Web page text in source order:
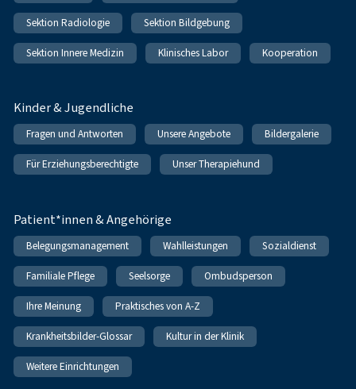
Sektion Radiologie Sektion Bildgebung
Sektion Innere Medizin Klinisches Labor Kooperation
Kinder & Jugendliche
Fragen und Antworten Unsere Angebote Bildergalerie
Für Erziehungsberechtigte Unser Therapiehund
Patient*innen & Angehörige
Belegungsmanagement Wahlleistungen Sozialdienst
Familiale Pflege Seelsorge Ombudsperson
Ihre Meinung Praktisches von A-Z
Krankheitsbilder-Glossar Kultur in der Klinik
Weitere Einrichtungen